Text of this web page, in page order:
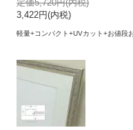
定価5,720円(内税)
3,422円(内税)
軽量+コンパクト+UVカット+お値段